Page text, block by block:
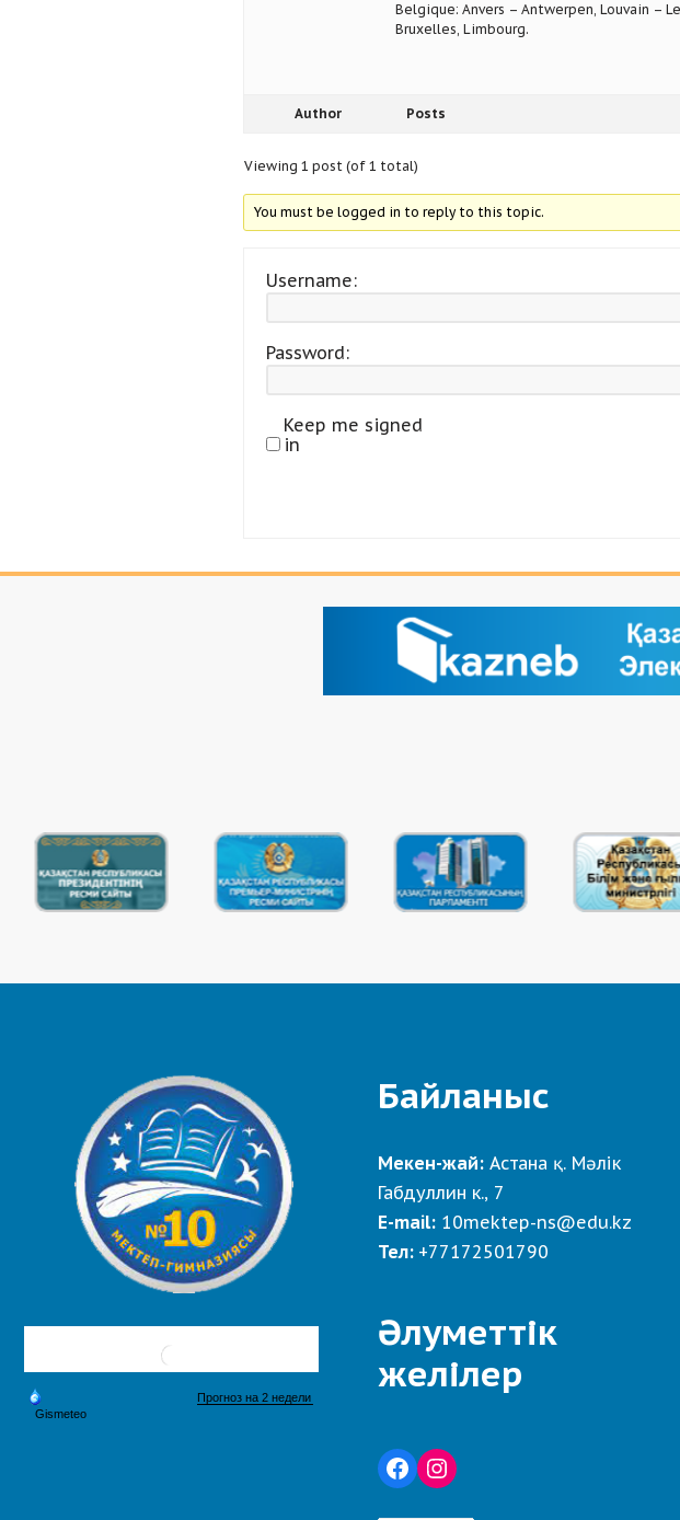
Belgique: Anvers – Antwerpen, Louvain –
Bruxelles, Limbourg.
Author Posts
Viewing 1 post (of 1 total)
You must be logged in to reply to this topic.
Username:
Password:
Keep me signed
in
Байланыс
Мекен-жай: Астана қ. Мәлік
Габдуллин к., 7
E-mail: 10mektep-ns@edu.kz
Тел: +77172501790
Әлуметтік
желілер